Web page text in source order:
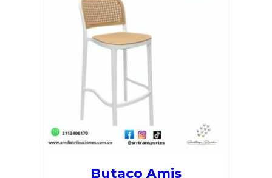
Butaco Amis